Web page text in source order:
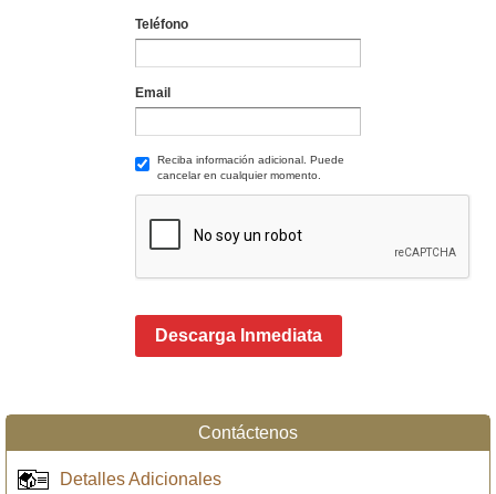
Teléfono
Email
Reciba información adicional. Puede
cancelar en cualquier momento.
Descarga Inmediata
Contáctenos
Detalles Adicionales